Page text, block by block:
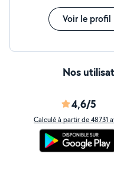
Voir le profil
Nos
4,6/5
Calculé à partir de 48731